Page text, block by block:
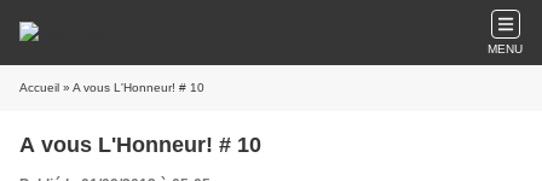
MENU
Accueil » A vous L'Honneur! # 10
A vous L'Honneur! # 10